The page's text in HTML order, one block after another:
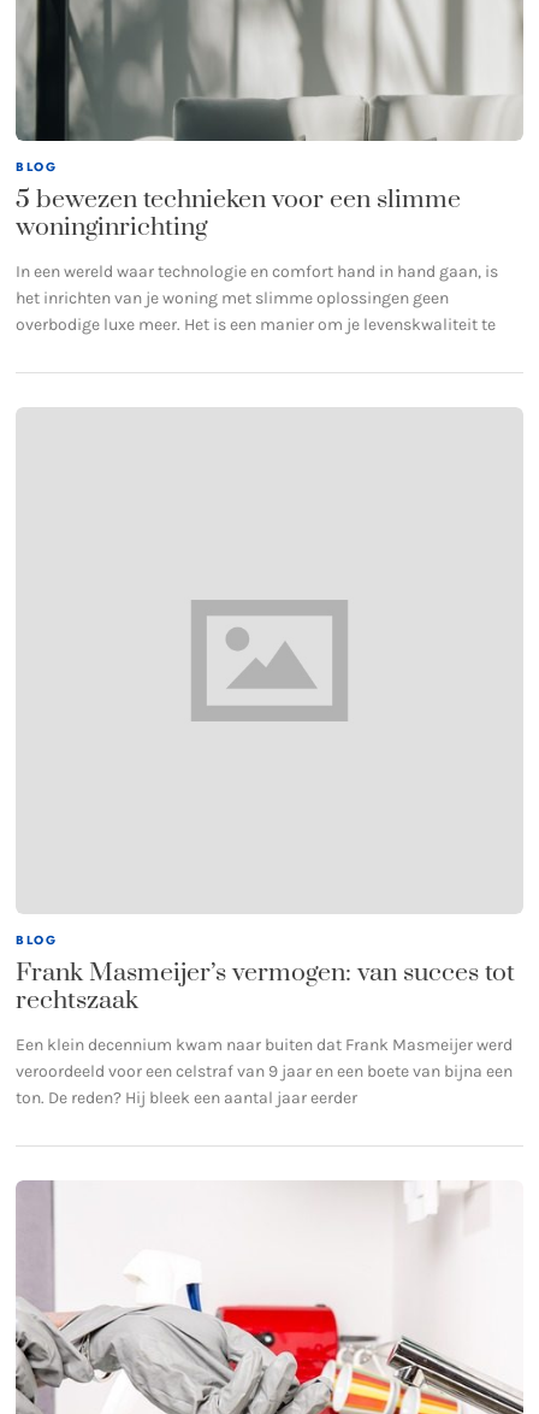
BLOG
5 bewezen technieken voor een slimme
woninginrichting
In een wereld waar technologie en comfort hand in hand gaan, is
het inrichten van je woning met slimme oplossingen geen
overbodige luxe meer. Het is een manier om je levenskwaliteit te
BLOG
Frank Masmeijer’s vermogen: van succes tot
rechtszaak
Een klein decennium kwam naar buiten dat Frank Masmeijer werd
veroordeeld voor een celstraf van 9 jaar en een boete van bijna een
ton. De reden? Hij bleek een aantal jaar eerder